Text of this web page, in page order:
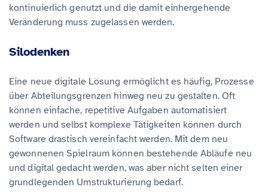
kontinuierlich genutzt und die damit einhergehende
Veränderung muss zugelassen werden.
Silodenken
Eine neue digitale Lösung ermöglicht es häufig, Prozesse
über Abteilungsgrenzen hinweg neu zu gestalten. Oft
können einfache, repetitive Aufgaben automatisiert
werden und selbst komplexe Tätigkeiten können durch
Software drastisch vereinfacht werden. Mit dem neu
gewonnenen Spielraum können bestehende Abläufe neu
und digital gedacht werden, was aber nicht selten einer
grundlegenden Umstrukturierung bedarf.